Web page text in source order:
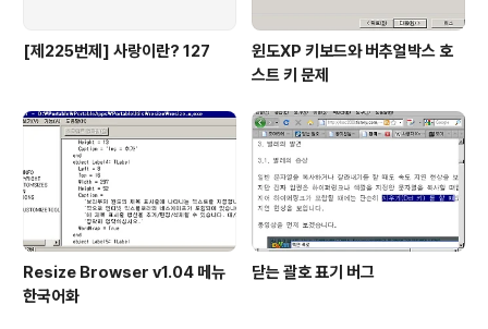
[제225번제] 사랑이란? 127
윈도XP 키보드와 버추얼박스 호
스트 키 문제
Resize Browser v1.04 메뉴
한국어화
닫는 괄호 표기 버그